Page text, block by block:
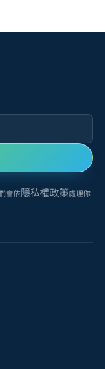
會依隱私權政策處理你